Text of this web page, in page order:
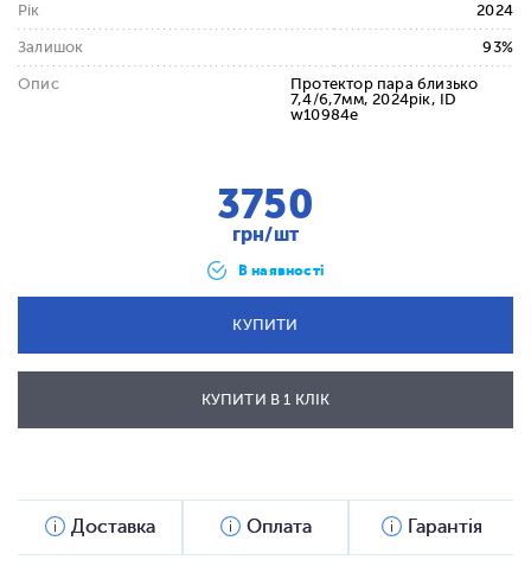
Рік 2024
Залишок 93%
Опис
Протектор пара близько
7,4/6,7мм, 2024рік, ID
w10984e
3750
грн/шт
В наявності
КУПИТИ
ВІДПРАВИТИ
КУПИТИ В 1 КЛІК
Доставка Оплата Гарантія